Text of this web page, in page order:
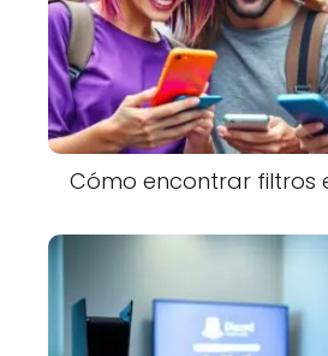
Cómo encontrar filtros